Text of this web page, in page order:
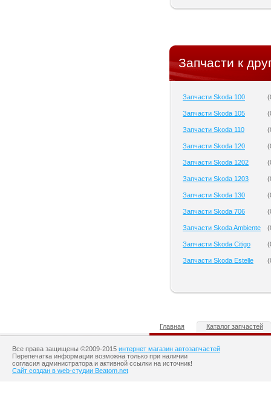
Запчасти к
Запчасти Skoda 100 (
Запчасти Skoda 105 (
Запчасти Skoda 110 (
Запчасти Skoda 120 (
Запчасти Skoda 1202 (
Запчасти Skoda 1203 (
Запчасти Skoda 130 (
Запчасти Skoda 706 (
Запчасти Skoda Ambiente (
Запчасти Skoda Citigo (
Запчасти Skoda Estelle (
Главная Каталог запчастей
Все права защищены ©2009-2015 интернет магазин автозапчастей
Перепечатка информации возможна только при наличии
согласия администратора и активной ссылки на источник!
Сайт создан в web-студии Beatom.net